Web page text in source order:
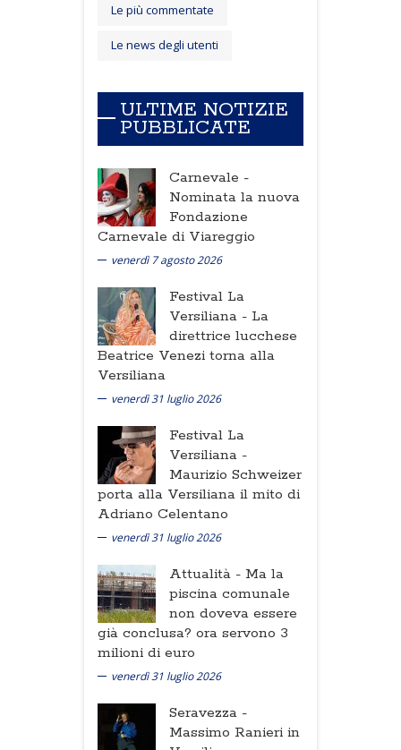
Le più commentate
Le news degli utenti
ULTIME NOTIZIE
PUBBLICATE
Carnevale -
Nominata la nuova
Fondazione
Carnevale di Viareggio
venerdì 7 agosto 2026
Festival La
Versiliana - La
direttrice lucchese
Beatrice Venezi torna alla
Versiliana
venerdì 31 luglio 2026
Festival La
Versiliana -
Maurizio Schweizer
porta alla Versiliana il mito di
Adriano Celentano
venerdì 31 luglio 2026
Attualità - Ma la
piscina comunale
non doveva essere
già conclusa? ora servono 3
milioni di euro
venerdì 31 luglio 2026
Seravezza -
Massimo Ranieri in